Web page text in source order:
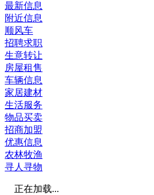
最新信息
附近信息
顺风车
招聘求职
生意转让
房屋租售
车辆信息
家居建材
生活服务
物品买卖
招商加盟
优惠信息
农林牧渔
寻人寻物
正在加载...